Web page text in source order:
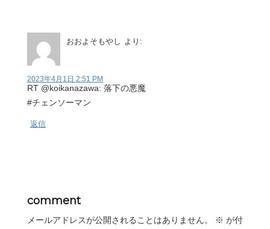
おおよそもやし より:
2023年4月1日 2:51 PM
RT @koikanazawa: 落下の悪魔
#チェンソーマン
返信
comment
メールアドレスが公開されることはありません。 ※ が付